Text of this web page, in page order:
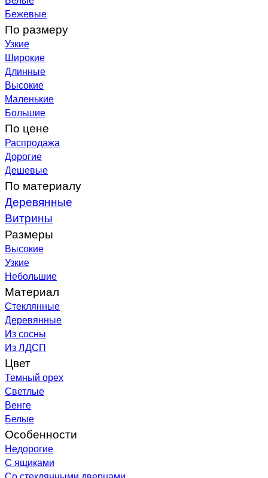
Бежевые
По размеру
Узкие
Широкие
Длинные
Высокие
Маленькие
Большие
По цене
Распродажа
Дорогие
Дешевые
По материалу
Деревянные
Витрины
Размеры
Высокие
Узкие
Небольшие
Материал
Стеклянные
Деревянные
Из сосны
Из ЛДСП
Цвет
Темный орех
Светлые
Венге
Белые
Особенности
Недорогие
С ящиками